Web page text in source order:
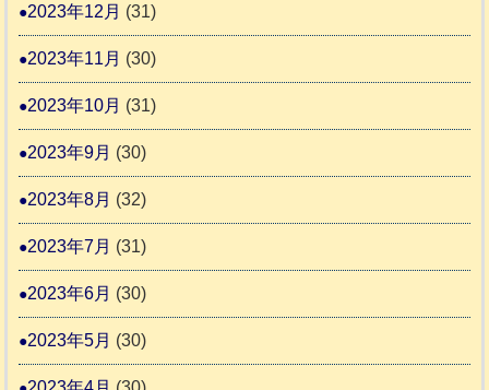
2023年12月 (31)
2023年11月 (30)
2023年10月 (31)
2023年9月 (30)
2023年8月 (32)
2023年7月 (31)
2023年6月 (30)
2023年5月 (30)